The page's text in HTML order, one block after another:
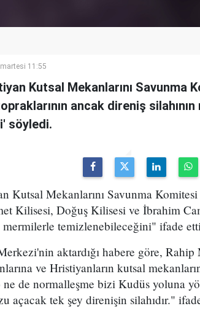
11:55
Kutsal Mekanlarını Savunma
ancak direniş
söyledi.
Kutsal Mekanlarını Savunma
Kilisesi, Doğuş Kilisesi ve İbrahim
mermilerle temizlenebileceğini" ifade
aktardığı habere göre,
ve Hristiyanların kutsal
ne de normalleşme bizi Kudüs yoluna
açacak tek şey direnişin silahıdır."